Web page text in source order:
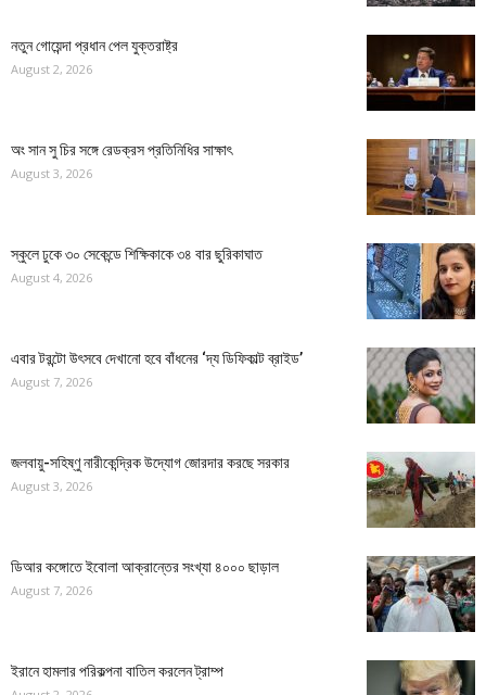
নতুন গোয়েন্দা প্রধান পেল যুক্তরাষ্ট্র
August 2, 2026
অং সান সু চির সঙ্গে রেডক্রস প্রতিনিধির সাক্ষাৎ
August 3, 2026
স্কুলে ঢুকে ৩০ সেকেন্ডে শিক্ষিকাকে ৩৪ বার ছুরিকাঘাত
August 4, 2026
এবার টরন্টো উৎসবে দেখানো হবে বাঁধনের ‘দ্য ডিফিকাল্ট ব্রাইড’
August 7, 2026
জলবায়ু-সহিষ্ণু নারীকেন্দ্রিক উদ্যোগ জোরদার করছে সরকার
August 3, 2026
ডিআর কঙ্গোতে ইবোলা আক্রান্তের সংখ্যা ৪০০০ ছাড়াল
August 7, 2026
ইরানে হামলার পরিকল্পনা বাতিল করলেন ট্রাম্প